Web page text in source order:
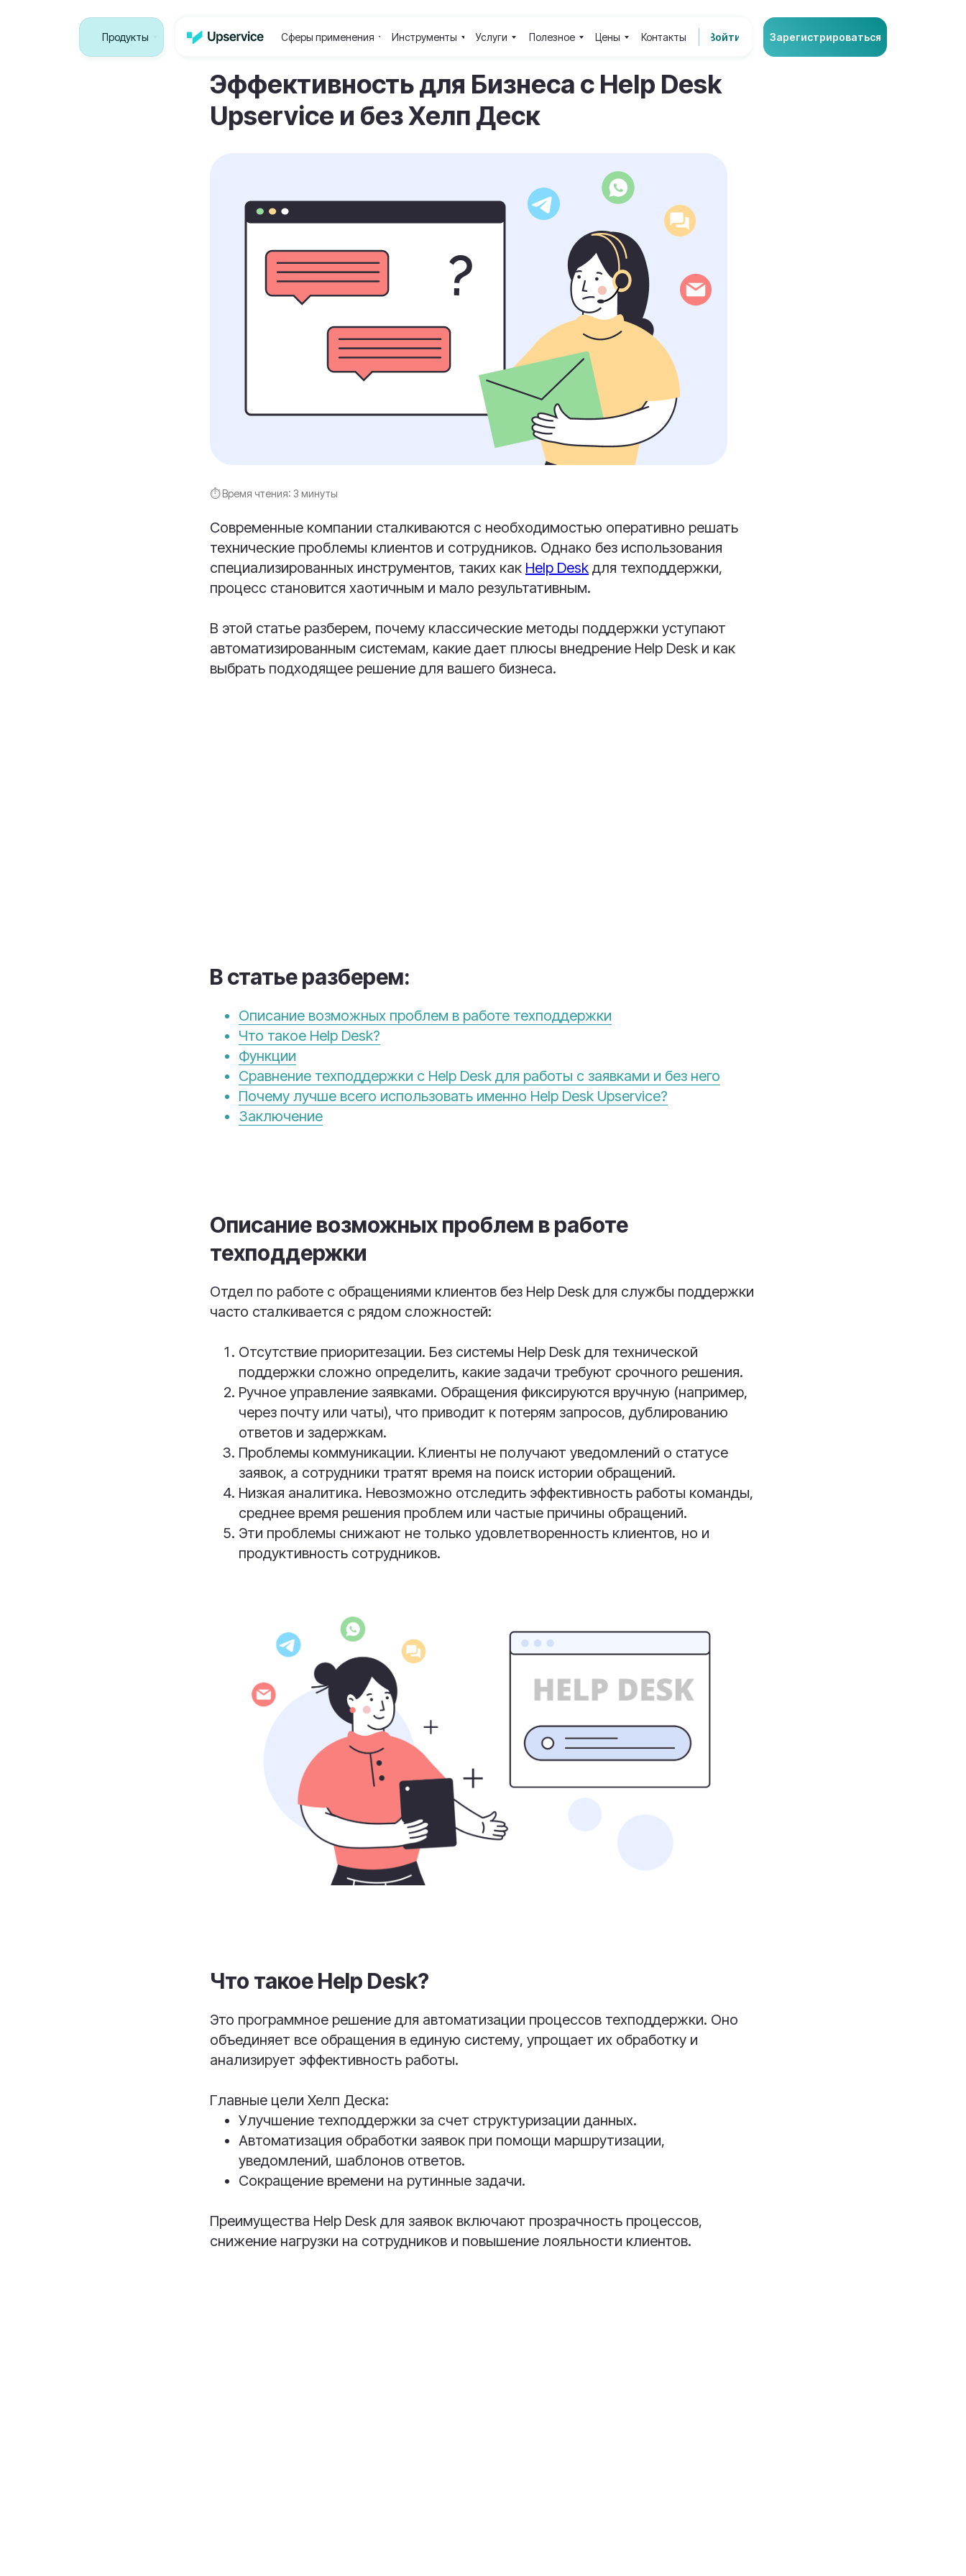
Войти
Контакты
Сферы применения Инструменты Цены
Услуги Полезное Зарегистрироваться
Продукты
Эффективность для Бизнеса с Help Desk
Upservice и без Хелп Деск
⏱ Время чтения: 3 минуты
Современные компании сталкиваются с необходимостью оперативно решать
технические проблемы клиентов и сотрудников. Однако без использования
специализированных инструментов, таких как Help Desk для техподдержки,
процесс становится хаотичным и мало результативным.
В этой статье разберем, почему классические методы поддержки уступают
автоматизированным системам, какие дает плюсы внедрение Help Desk и как
выбрать подходящее решение для вашего бизнеса.
В статье разберем:
Описание возможных проблем в работе техподдержки
Что такое Help Desk?
Функции
Сравнение техподдержки с Help Desk для работы с заявками и без него
Почему лучше всего использовать именно Help Desk Upservice?
Заключение
Описание возможных проблем в работе
техподдержки
Отдел по работе с обращениями клиентов без Help Desk для службы поддержки
часто сталкивается с рядом сложностей:
Отсутствие приоритезации. Без системы Help Desk для технической
поддержки сложно определить, какие задачи требуют срочного решения.
Ручное управление заявками. Обращения фиксируются вручную (например,
через почту или чаты), что приводит к потерям запросов, дублированию
ответов и задержкам.
Проблемы коммуникации. Клиенты не получают уведомлений о статусе
заявок, а сотрудники тратят время на поиск истории обращений.
Низкая аналитика. Невозможно отследить эффективность работы команды,
среднее время решения проблем или частые причины обращений.
Эти проблемы снижают не только удовлетворенность клиентов, но и
продуктивность сотрудников.
Что такое Help Desk?
Это программное решение для автоматизации процессов техподдержки. Оно
объединяет все обращения в единую систему, упрощает их обработку и
анализирует эффективность работы.
Главные цели Хелп Деска:
Улучшение техподдержки за счет структуризации данных.
Автоматизация обработки заявок при помощи маршрутизации,
уведомлений, шаблонов ответов.
Сокращение времени на рутинные задачи.
Преимущества Help Desk для заявок включают прозрачность процессов,
снижение нагрузки на сотрудников и повышение лояльности клиентов.